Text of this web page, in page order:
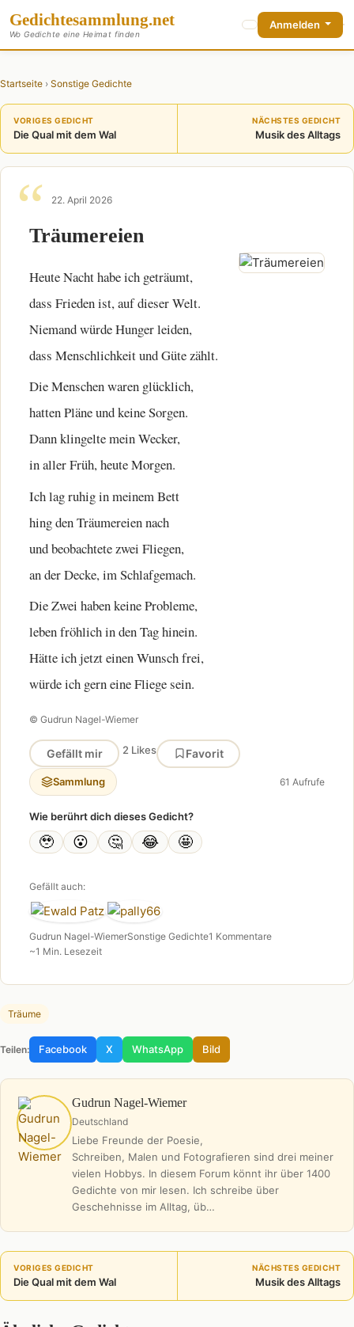
Gedichtesammlung.net
Wo Gedichte eine Heimat finden
Anmelden
Startseite › Sonstige Gedichte
VORIGES GEDICHT
Die Qual mit dem Wal
NÄCHSTES GEDICHT
Musik des Alltags
22. April 2026
Träumereien
Heute Nacht habe ich geträumt,
dass Frieden ist, auf dieser Welt.
Niemand würde Hunger leiden,
dass Menschlichkeit und Güte zählt.
Die Menschen waren glücklich,
hatten Pläne und keine Sorgen.
Dann klingelte mein Wecker,
in aller Früh, heute Morgen.
Ich lag ruhig in meinem Bett
hing den Träumereien nach
und beobachtete zwei Fliegen,
an der Decke, im Schlafgemach.
Die Zwei haben keine Probleme,
leben fröhlich in den Tag hinein.
Hätte ich jetzt einen Wunsch frei,
würde ich gern eine Fliege sein.
© Gudrun Nagel-Wiemer
Gefällt mir 2 Likes Favorit
Sammlung 61 Aufrufe
Wie berührt dich dieses Gedicht?
🥹 😮 🤔 😂 🤩
Gefällt auch:
Gudrun Nagel-WiemerSonstige Gedichte1 Kommentare
~1 Min. Lesezeit
Träume
Teilen: Facebook X WhatsApp Bild
Gudrun Nagel-Wiemer
Deutschland
Liebe Freunde der Poesie,
Schreiben, Malen und Fotografieren sind drei meiner
vielen Hobbys. In diesem Forum könnt ihr über 1400
Gedichte von mir lesen. Ich schreibe über
Geschehnisse im Alltag, üb…
VORIGES GEDICHT
Die Qual mit dem Wal
NÄCHSTES GEDICHT
Musik des Alltags